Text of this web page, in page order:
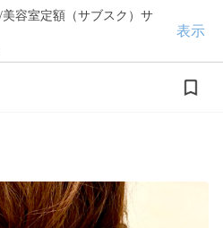
容室定額（サブスク）サ
表示